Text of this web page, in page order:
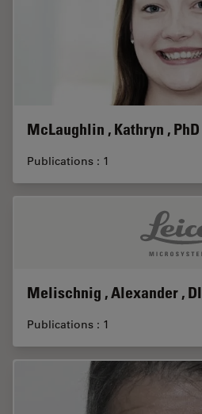
McLaughlin , Kathryn , PhD
Publications : 1
Melischnig , Alexander , DI
Publications : 1